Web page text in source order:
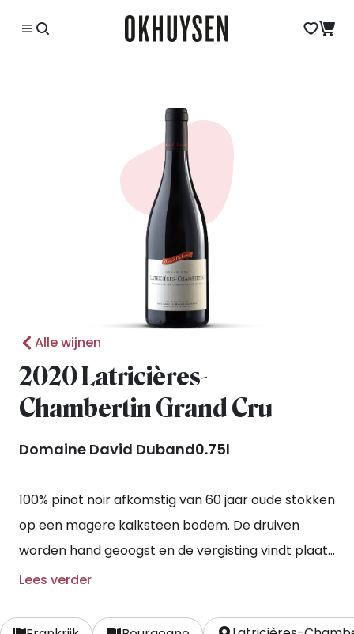
Alle wijnen
2020 Latricières-
Chambertin Grand Cru
Domaine David Duband0.75l
100% pinot noir afkomstig van 60 jaar oude stokken
op een magere kalksteen bodem. De druiven
worden hand geoogst en de vergisting vindt plaats
met hele trossen. De rijping duurt 14 maanden in
wordt ongefilterd gebotteld.
Lees verder